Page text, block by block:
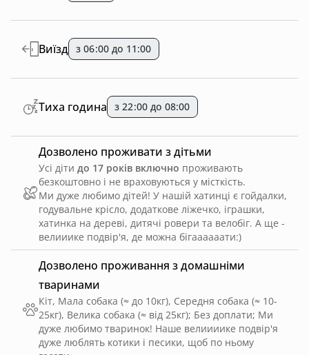
Дозволено проживання з домашніми
тваринами
Кіт, Мала собака (≈ до 10кг), Середня собака (≈ 10-
25кг), Велика собака (≈ від 25кг); Без доплати; Ми
дуже любимо тваринок! Наше велиииике подвір'я
дуже люблять котики і песики, щоб по ньому
Виїзд з 06:00 до 11:00
Дозволено проживати з дітьми
Усі діти до 17 років включно проживають
безкоштовно і не враховуються у місткість.
Ми дуже любимо дітей! У нашій хатинці є гойдалки,
годувальне крісло, додаткове ліжечко, іграшки,
хатинка на дереві, дитячі ровери та велобіг. А ще -
велииике подвір'я, де можна бігаааааати:)
Тиха година з 22:00 до 08:00